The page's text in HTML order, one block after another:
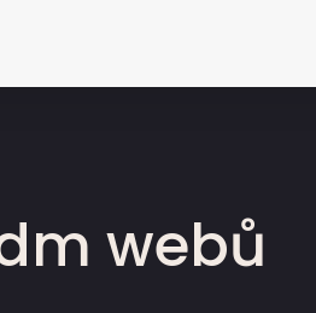
webů